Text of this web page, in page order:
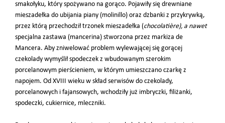
smakołyku, który spożywano na gorąco. Pojawiły się drewniane
mieszadełka do ubijania piany (molinillo) oraz dzbanki z przykrywką,
przez którą przechodził trzonek mieszadełka (chocolatière), a nawet
specjalna zastawa (mancerina) stworzona przez markiza de
Mancera. Aby zniwelować problem wylewającej się gorącej
czekolady wymyślił spodeczek z wbudowanym szerokim
porcelanowym pierścieniem, w którym umieszczano czarkę z
napojem. Od XVIII wieku w skład serwisów do czekolady,
porcelanowych i fajansowych, wchodziły już imbryczki, filiżanki,
spodeczki, cukiernice, mleczniki.